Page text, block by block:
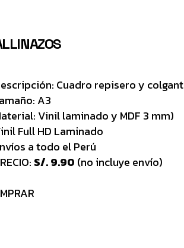
Cuadro repisero y
A3
Vinil laminado y MDF 3 mm)
Full HD Laminado
a todo el Perú
S/. 9.90 (no incluye envío)